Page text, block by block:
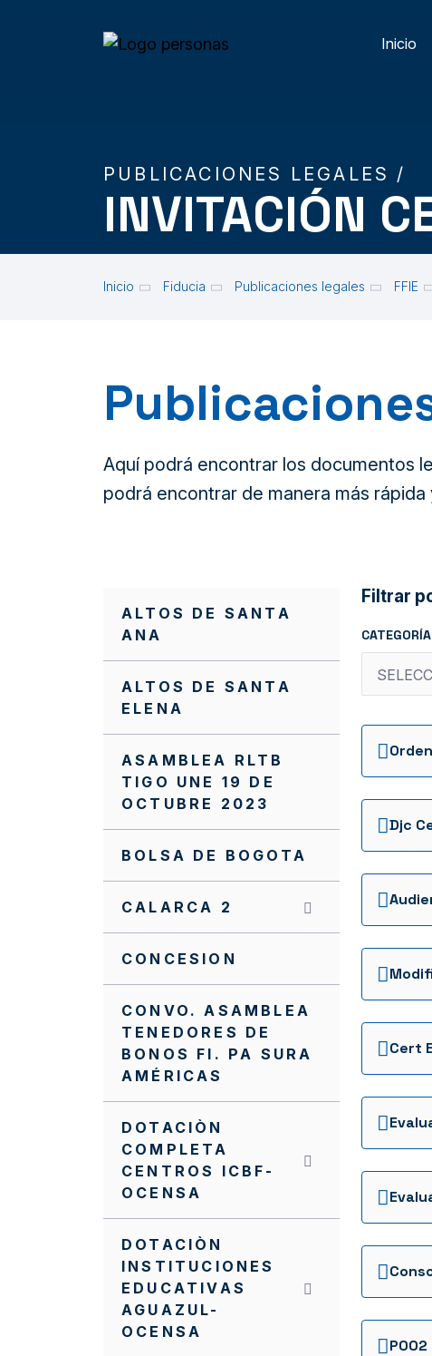
Inicio
PUBLICACIONES LEGALES /
INVITACIÓN
Inicio Fiducia Publicaciones legales FFIE
Aquí podrá encontrar los documentos
podrá encontrar de manera más
ALTOS DE SANTA
ANA
ALTOS DE SANTA
ELENA
ASAMBLEA RLTB
TIGO UNE 19 DE
OCTUBRE 2023
BOLSA DE BOGOTA
CALARCA 2
CONCESION
CONVO. ASAMBLEA
TENEDORES DE
BONOS FI. PA SURA
AMÉRICAS
DOTACIÒN
COMPLETA
CENTROS ICBF-
OCENSA
DOTACIÒN
INSTITUCIONES
EDUCATIVAS
AGUAZUL-
OCENSA
Filtrar
Djc
Cert
P002